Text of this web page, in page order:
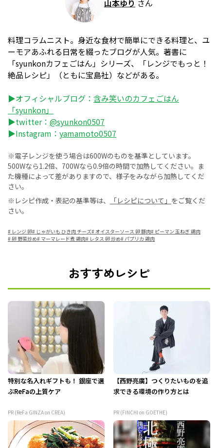
山本ゆり さん
料理コラムニスト。身近な食材で簡単にできる料理と、ユ
ーモアあふれる日常を綴ったブログが人気。著書に
「syunkonカフェごはん」シリーズ、「レンジでもっと！
絶品レシピ」（ともに宝島社）などがある。
▶オフィシャルブログ： 含み笑いのカフェごはん
「syunkon」
▶twitter： @syunkon0507
▶Instagram： yamamoto0507
※電子レンジを使う場合は600Wのものを基準としています。
500Wなら1.2倍、700Wなら0.9倍の時間で加熱してください。ま
た機種によって差がありますので、様子をみながら加熱してくだ
さい。
※レシピ作成・表記の基準等は、
「レシピについて」 をご覧くだ
さい。
# レンジ 卵# じゃがいも ひき肉 チーズ#オイスターソース 卵 豚肉# ピーマン 玉ねぎ 鶏肉
#卵 野菜炒め# マーマレード煮 鶏肉# レタス 卵 炒め#パプリカ 鶏肉
おすすめレシピ
特別な名入れギフトも！ 銀座で選
ぶReFaの上質ケア
PR (ReFa GINZA on CREA)
【西野亮廣】つくりたいものを追
求できる環境の作り方とは
PR (FINCHI on GOETHE)